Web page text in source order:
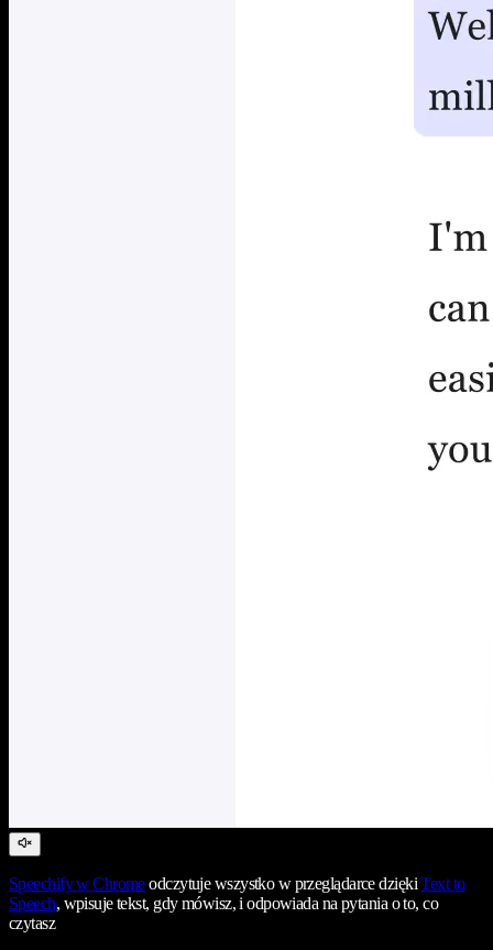
Speechifyw Chromeodczytuje wszystko w przeglądarce dziękiText to
Speech, wpisuje tekst, gdy mówisz, i odpowiada na pytania o to, co
czytasz